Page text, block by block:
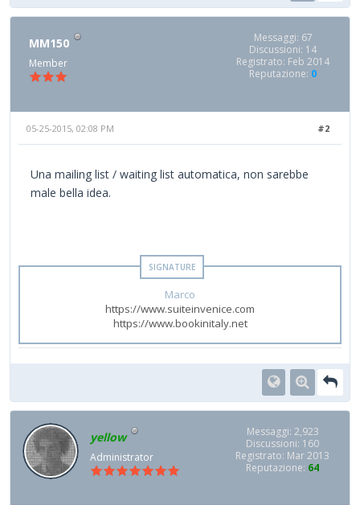
MM150
Member
Messaggi: 67
Discussioni: 14
Registrato: Feb 2014
Reputazione: 0
#2
05-25-2015, 02:08 PM
Una mailing list / waiting list automatica, non sarebbe
male bella idea.
Marco
https://www.suiteinvenice.com
https://www.bookinitaly.net
yellow
Administrator
Messaggi: 2,923
Discussioni: 160
Registrato: Mar 2013
Reputazione: 64